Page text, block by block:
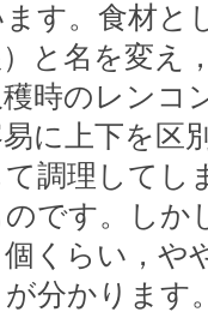
ます。食材と
）と名を変
時のレンコ
易に上下を区
て調理してし
のです。しか
くらい，や
が分かります